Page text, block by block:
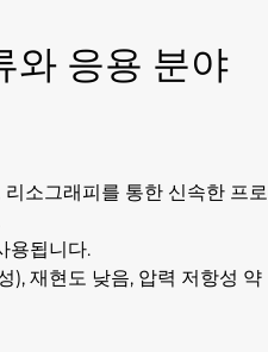
응용 분야
소그래피를 통한 신속한 프로
용됩니다.
), 재현도 낮음, 압력 저항성 약